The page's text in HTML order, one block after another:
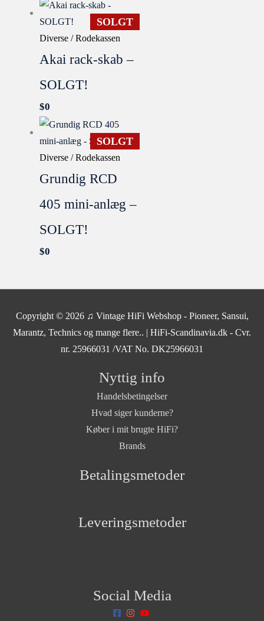
SOLGT
Diverse / Rodekassen
Akai rack-skab –
SOLGT!
$0
SOLGT
Diverse / Rodekassen
Grundig RCD
405 mini-anlæg –
SOLGT!
$0
Copyright © 2026 ♫ Vintage HiFi Webshop - Pioneer, Sansui,
Marantz, Technics og mange flere.. | HiFi-Scandinavia.dk - Cvr.
nr. 25966031 /VAT No. DK25966031
Nyttig info
Handelsbetingelser
Hvad siger kunderne?
Køber i mit brugte HiFi?
Brands
Betalingsmetoder
Leveringsmetoder
Social Media